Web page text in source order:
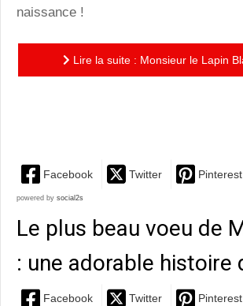
naissance !
Lire la suite : Monsieur le Lapin
Facebook Twitter Pinterest
powered by social2s
Le plus beau voeu de
: une adorable histoire
Facebook Twitter Pinterest